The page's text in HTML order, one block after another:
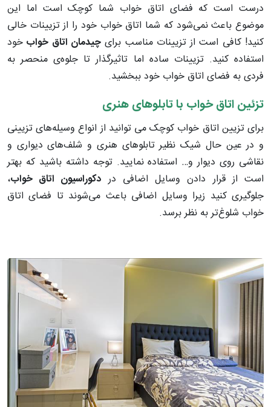
درست است که فضای اتاق خواب شما کوچک است اما این
موضوع باعث نمی‌شود که شما اتاق خواب خود را از تزیینات خالی
کنید! کافی است از تزیینات مناسب برایچیدمان اتاق خواب خود
استفاده کنید. تزیینات ساده اما تاثیرگذار تا جلوه‌ی منحصر به
فردی به فضای اتاق خواب خود ببخشید.
تزئین اتاق خواب با تابلوهای هنری
برای تزیین اتاق خواب کوچک می توانید از انواع وسیله‌های تزیینی
و در عین حال شیک نظیر تابلوهای هنری و شلف‌های دیواری و
نقاشی روی دیوار و… استفاده نمایید. توجه داشته باشید که بهتر
است از قرار دادن وسایل اضافی در دکوراسیون اتاق خواب،
جلوگیری کنید زیرا وسایل اضافی باعث می‌شوند تا فضای اتاق
خواب شلوغ‌تر به نظر برسد.